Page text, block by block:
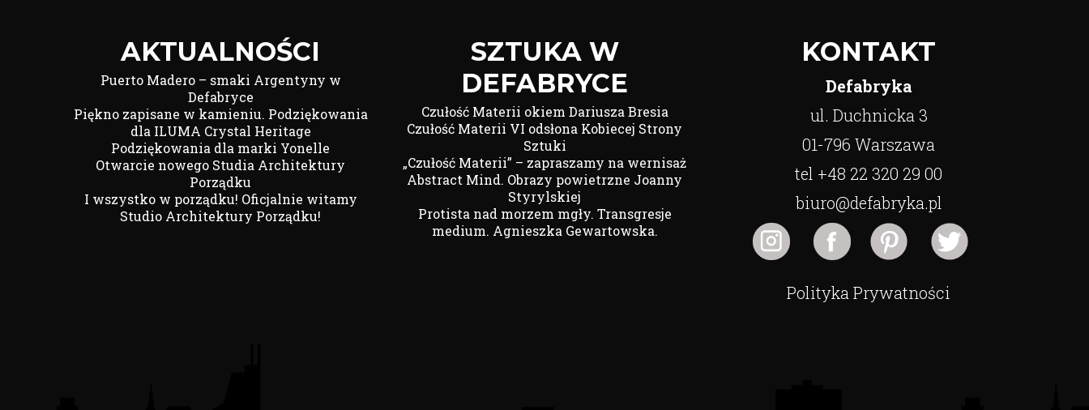
AKTUALNOŚCI
Puerto Madero – smaki Argentyny w
Defabryce
Piękno zapisane w kamieniu. Podziękowania
dla ILUMA Crystal Heritage
Podziękowania dla marki Yonelle
Otwarcie nowego Studia Architektury
Porządku
I wszystko w porządku! Oficjalnie witamy
Studio Architektury Porządku!
SZTUKA W
DEFABRYCE
Czułość Materii okiem Dariusza Bresia
Czułość Materii VI odsłona Kobiecej Strony
Sztuki
„Czułość Materii” – zapraszamy na wernisaż
Abstract Mind. Obrazy powietrzne Joanny
Styrylskiej
Protista nad morzem mgły. Transgresje
medium. Agnieszka Gewartowska.
KONTAKT
Defabryka
ul. Duchnicka 3
01-796 Warszawa
tel +48 22 320 29 00
biuro@defabryka.pl
Polityka Prywatności